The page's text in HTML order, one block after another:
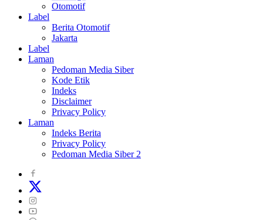
Otomotif
Label
Berita Otomotif
Jakarta
Label
Laman
Pedoman Media Siber
Kode Etik
Indeks
Disclaimer
Privacy Policy
Laman
Indeks Berita
Privacy Policy
Pedoman Media Siber 2